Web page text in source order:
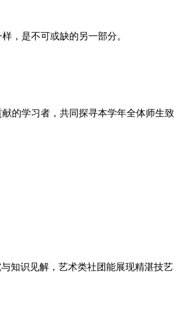
，是不可或缺的另一部分。
的学习者，共同探寻本学年全体师生致
知识见解，艺术类社团能展现精湛技艺